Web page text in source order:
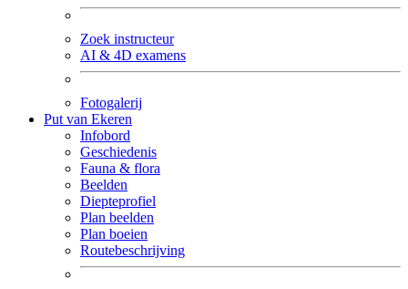
Zoek instructeur
AI & 4D examens
Fotogalerij
Put van Ekeren
Infobord
Geschiedenis
Fauna & flora
Beelden
Diepteprofiel
Plan beelden
Plan boeien
Routebeschrijving